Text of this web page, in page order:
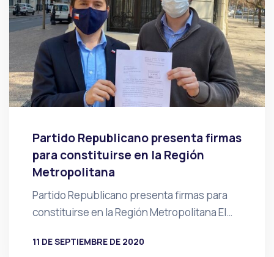
Partido Republicano presenta firmas
para constituirse en la Región
Metropolitana
Partido Republicano presenta firmas para
constituirse en la Región Metropolitana El…
11 DE SEPTIEMBRE DE 2020